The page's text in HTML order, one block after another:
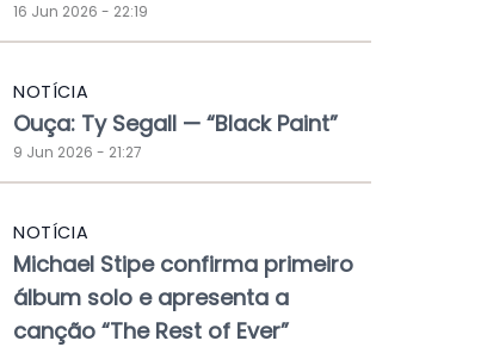
16 Jun 2026 - 22:19
NOTÍCIA
Ouça: Ty Segall — “Black Paint”
9 Jun 2026 - 21:27
NOTÍCIA
Michael Stipe confirma primeiro
álbum solo e apresenta a
canção “The Rest of Ever”